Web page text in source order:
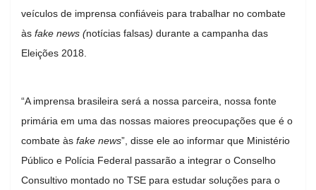
veículos de imprensa confiáveis para trabalhar no combate
às fake news (notícias falsas) durante a campanha das
Eleições 2018.
“A imprensa brasileira será a nossa parceira, nossa fonte
primária em uma das nossas maiores preocupações que é o
combate às fake news”, disse ele ao informar que Ministério
Público e Polícia Federal passarão a integrar o Conselho
Consultivo montado no TSE para estudar soluções para o